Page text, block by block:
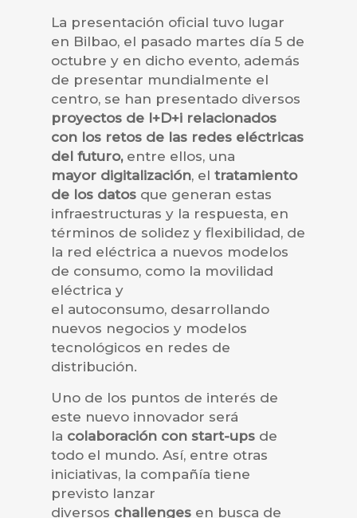
La presentación oficial tuvo lugar
en Bilbao, el pasado martes día 5 de
octubre y en dicho evento, además
de presentar mundialmente el
centro, se han presentado diversos
proyectos de I+D+i relacionados
con los retos de las redes eléctricas
del futuro,entre ellos, una
mayor digitalización, el tratamiento
de los datos que generan estas
infraestructuras y la respuesta, en
términos de solidez y flexibilidad, de
la red eléctrica a nuevos modelos
de consumo, como la movilidad
eléctrica y
el autoconsumo, desarrollando
nuevos negocios y modelos
tecnológicos en redes de
distribución.
Uno de los puntos de interés de
este nuevo innovador será
la colaboración con start-ups de
todo el mundo. Así, entre otras
iniciativas, la compañía tiene
previsto lanzar
diversos challenges en busca de